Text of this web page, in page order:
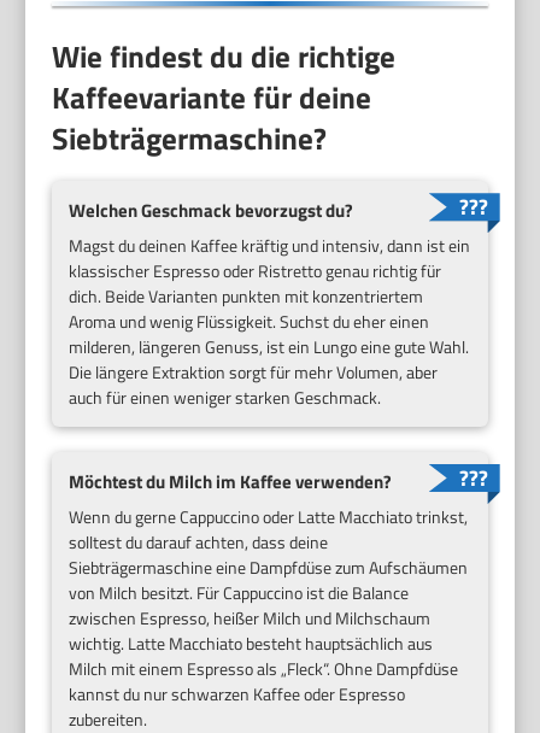
Wie findest du die richtige
Kaffeevariante für deine
Siebträgermaschine?
Welchen Geschmack bevorzugst du?
Magst du deinen Kaffee kräftig und intensiv, dann ist ein
klassischer Espresso oder Ristretto genau richtig für
dich. Beide Varianten punkten mit konzentriertem
Aroma und wenig Flüssigkeit. Suchst du eher einen
milderen, längeren Genuss, ist ein Lungo eine gute Wahl.
Die längere Extraktion sorgt für mehr Volumen, aber
auch für einen weniger starken Geschmack.
Möchtest du Milch im Kaffee verwenden?
Wenn du gerne Cappuccino oder Latte Macchiato trinkst,
solltest du darauf achten, dass deine
Siebträgermaschine eine Dampfdüse zum Aufschäumen
von Milch besitzt. Für Cappuccino ist die Balance
zwischen Espresso, heißer Milch und Milchschaum
wichtig. Latte Macchiato besteht hauptsächlich aus
Milch mit einem Espresso als „Fleck“. Ohne Dampfdüse
kannst du nur schwarzen Kaffee oder Espresso
zubereiten.